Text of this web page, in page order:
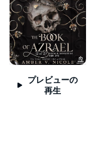
プレビューの
再生